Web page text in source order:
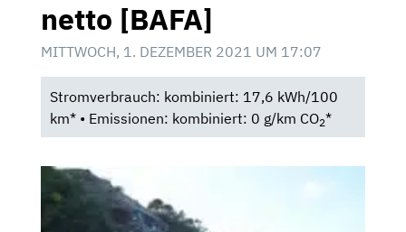
netto [BAFA]
MITTWOCH, 1. DEZEMBER 2021 UM 17:07
Stromverbrauch: kombiniert: 17,6 kWh/100
km* • Emissionen: kombiniert: 0 g/km CO2*